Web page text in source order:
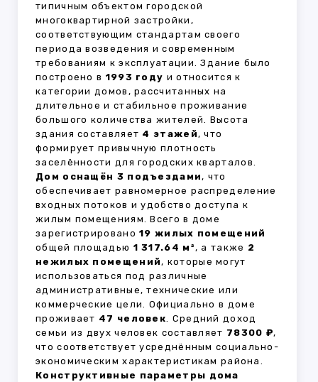
типичным объектом городской
многоквартирной застройки,
соответствующим стандартам своего
периода возведения и современным
требованиям к эксплуатации. Здание было
построено в 1993 году и относится к
категории домов, рассчитанных на
длительное и стабильное проживание
большого количества жителей. Высота
здания составляет 4 этажей, что
формирует привычную плотность
заселённости для городских кварталов.
Дом оснащён 3 подъездами, что
обеспечивает равномерное распределение
входных потоков и удобство доступа к
жилым помещениям. Всего в доме
зарегистрировано19 жилых помещений
общей площадью 1 317.64 м², а также 2
нежилых помещений, которые могут
использоваться под различные
административные, технические или
коммерческие цели. Официально в доме
проживает 47 человек. Средний доход
семьи из двух человек составляет 78300 ₽,
что соответствует усреднённым социально-
экономическим характеристикам района.
Конструктивные параметры дома